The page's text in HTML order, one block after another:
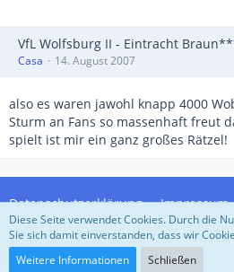
VfL Wolfsburg II - Eintracht
Casa 14. August 2007
also es waren jawohl knapp 4000
Sturm an Fans so massenhaft freut
spielt ist mir ein ganz großes Rätzel!
Datenschutzerklärung Impressum
Community-Software:
Diese Seite verwendet Cookies. Durch die
Sie sich damit einverstanden, dass wir
Weitere Informationen
Schließen